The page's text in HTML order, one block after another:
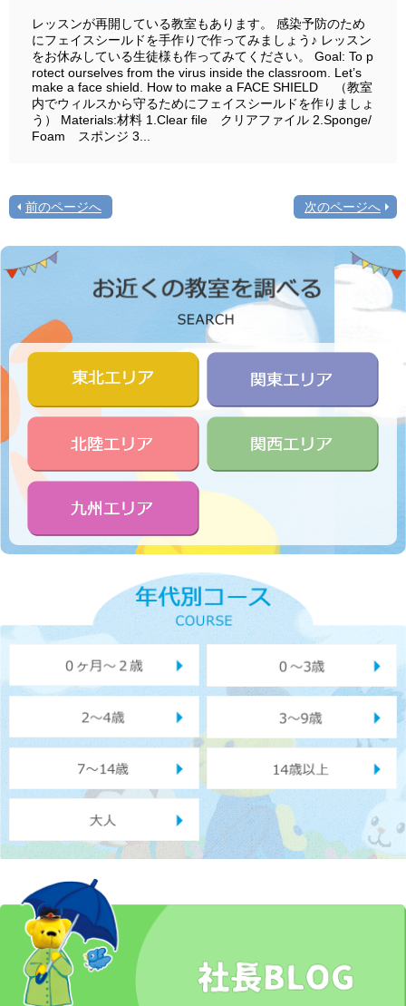
レッスンが再開している教室もあります。 感染予防のため
にフェイスシールドを手作りで作ってみましょう♪ レッスン
をお休みしている生徒様も作ってみてください。 Goal: To p
rotect ourselves from the virus inside the classroom. Let’s
make a face shield. How to make a FACE SHIELD （教室
内でウィルスから守るためにフェイスシールドを作りましょ
う） Materials:材料 1.Clear file クリアファイル 2.Sponge/
Foam スポンジ 3...
前のページへ 次のページへ